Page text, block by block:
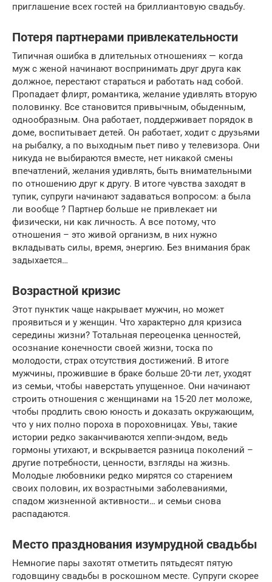
приглашение всех гостей на бриллиантовую свадьбу.
Потеря партнерами привлекательности
Типичная ошибка в длительных отношениях — когда
муж с женой начинают воспринимать друг друга как
должное, перестают стараться и работать над собой.
Пропадает флирт, романтика, желание удивлять вторую
половинку. Все становится привычным, обыденным,
однообразным. Она работает, поддерживает порядок в
доме, воспитывает детей. Он работает, ходит с друзьями
на рыбалку, а по выходным пьет пиво у телевизора. Они
никуда не выбираются вместе, нет никакой смены
впечатлений, желания удивлять, быть внимательными
по отношению друг к другу. В итоге чувства заходят в
тупик, супруги начинают задаваться вопросом: а была
ли вообще ? Партнер больше не привлекает ни
физически, ни как личность. А все потому, что
отношения – это живой организм, в них нужно
вкладывать силы, время, энергию. Без внимания брак
задыхается…
Возрастной кризис
Этот пунктик чаще накрывает мужчин, но может
проявиться и у женщин. Что характерно для кризиса
середины жизни? Тотальная переоценка ценностей,
осознание конечности своей жизни, тоска по
молодости, страх отсутствия достижений. В итоге
мужчины, прожившие в браке больше 20-ти лет, уходят
из семьи, чтобы наверстать упущенное. Они начинают
строить отношения с женщинами на 15-20 лет моложе,
чтобы продлить свою юность и доказать окружающим,
что у них полно пороха в пороховницах. Увы, такие
истории редко заканчиваются хеппи-эндом, ведь
гормоны утихают, и вскрывается разница поколений –
другие потребности, ценности, взгляды на жизнь.
Молодые любовники редко мирятся со старением
своих половин, их возрастными заболеваниями,
спадом жизненной активности… и семьи снова
распадаются.
Место празднования изумрудной свадьбы
Немногие пары захотят отметить пятьдесят пятую
годовщину свадьбы в роскошном месте. Супруги скорее